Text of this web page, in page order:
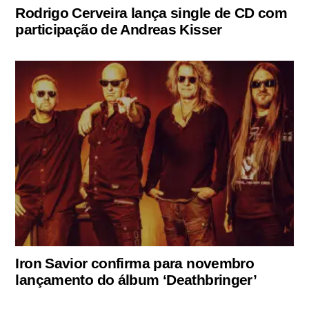
Rodrigo Cerveira lança single de CD com
participação de Andreas Kisser
Iron Savior confirma para novembro
lançamento do álbum ‘Deathbringer’